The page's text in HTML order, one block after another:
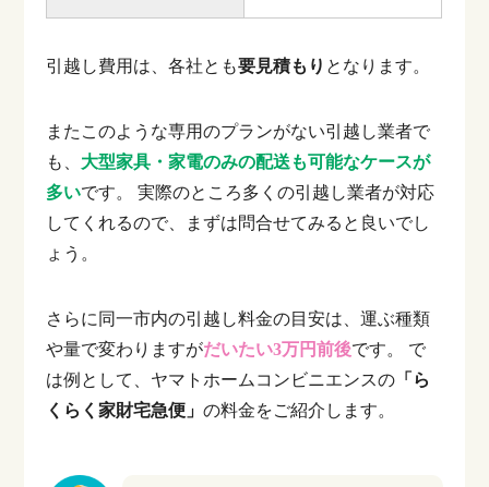
引越し費用は、各社とも要見積もり となります。
またこのような専用のプランがない引越し業者で
も、 大型家具・家電のみの配送も可能なケースが
多いです。
実際のところ多くの引越し業者が対応
してくれるので、まずは問合せてみると良いでし
ょう。
さらに同一市内の引越し料金の目安は、運ぶ種類
や量で変わりますがだいたい3万円前後です。
で
は例として、ヤマトホームコンビニエンスの 「ら
くらく家財宅急便」の料金をご紹介します。